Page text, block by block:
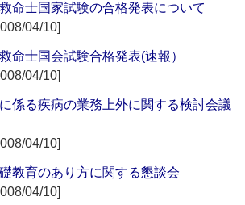
命士国家試験の合格発表について
04/10]
命士国会試験合格発表(速報）
04/10]
係る疾病の業務上外に関する検討会議
04/10]
教育のあり方に関する懇談会
04/10]